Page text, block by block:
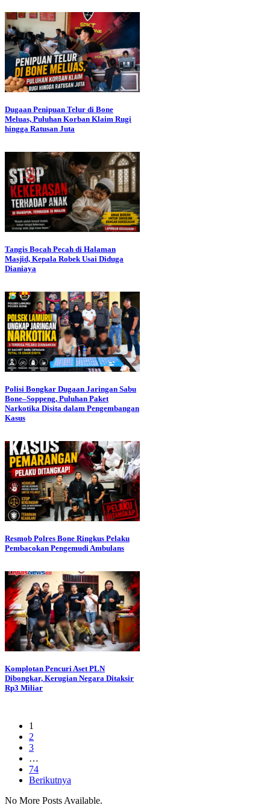
Dugaan Penipuan Telur di Bone
Meluas, Puluhan Korban Klaim Rugi
hingga Ratusan Juta
Tangis Bocah Pecah di Halaman
Masjid, Kepala Robek Usai Diduga
Dianiaya
Polisi Bongkar Dugaan Jaringan Sabu
Bone–Soppeng, Puluhan Paket
Narkotika Disita dalam Pengembangan
Kasus
Resmob Polres Bone Ringkus Pelaku
Pembacokan Pengemudi Ambulans
Komplotan Pencuri Aset PLN
Dibongkar, Kerugian Negara Ditaksir
Rp3 Miliar
1
2
3
…
74
Berikutnya
No More Posts Available.